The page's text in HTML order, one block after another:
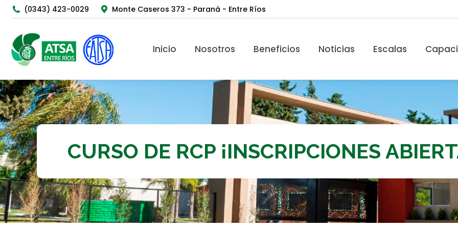
(0343) 423-0029 Monte Caseros 373 - Paraná - Entre Ríos
Inicio Nosotros Beneficios Noticias Escalas
CURSO DE RCP ¡INSCRIPCIONES
Inicio Nosotros Beneficios Noticias Escalas